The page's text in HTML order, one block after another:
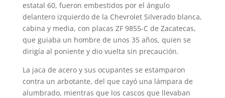
estatal 60, fueron embestidos por el ángulo
delantero izquierdo de la Chevrolet Silverado blanca,
cabina y media, con placas ZF 9855-C de Zacatecas,
que guiaba un hombre de unos 35 años, quien se
dirigía al poniente y dio vuelta sin precaución.
La jaca de acero y sus ocupantes se estamparon
contra un arbotante, del que cayó una lámpara de
alumbrado, mientras que los cascos que llevaban